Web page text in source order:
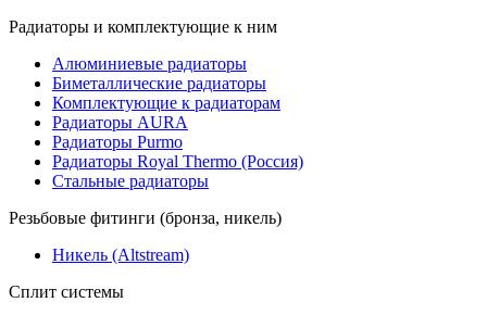
Радиаторы и комплектующие к ним
Алюминиевые радиаторы
Биметаллические радиаторы
Комплектующие к радиаторам
Радиаторы AURA
Радиаторы Purmo
Радиаторы Royal Thermo (Россия)
Стальные радиаторы
Резьбовые фитинги (бронза, никель)
Никель (Altstream)
Сплит системы